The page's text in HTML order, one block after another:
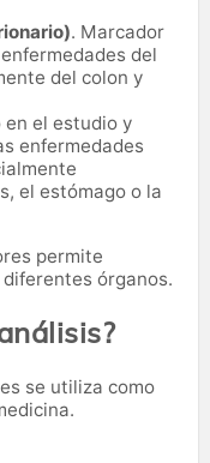
. Marcador
del
del colon y
el estudio y
enfermedades
el estómago o la
permite
órganos.
se utiliza como